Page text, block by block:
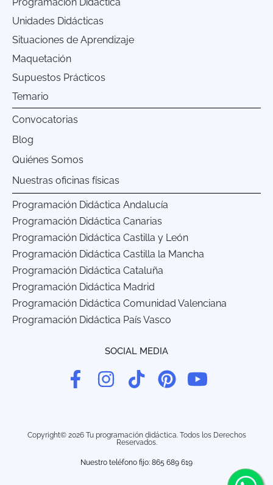
Unidades Didácticas
Situaciones de Aprendizaje
Maquetación
Supuestos Prácticos
Temario
Programación Didáctica Andalucía
Programación Didáctica Canarias
Programación Didáctica Castilla y León
Programación Didáctica Castilla la Mancha
Programación Didáctica Cataluña
Programación Didáctica Madrid
Programación Didáctica Comunidad Valenciana
Programación Didáctica País Vasco
Convocatorias
Blog
Quiénes Somos
Nuestras oficinas físicas
SOCIAL MEDIA
Copyright© 2026 Tu programación didáctica. Todos los Derechos
Reservados.
Nuestro teléfono fijo: 865 689 619